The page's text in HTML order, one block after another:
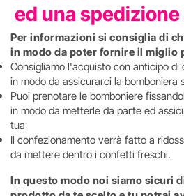
ed una
Per informazioni si consiglia di
in modo da poter fornire il miglio
Consigliamo l'acquisto con anticipo di
in modo da assicurarci la bomboniera
Puoi prenotare le bomboniere
in modo da metterle da parte ed
tua
Il confezionamento verrà fatto a
da mettere dentro i confetti freschi.
In questo modo noi siamo sicuri